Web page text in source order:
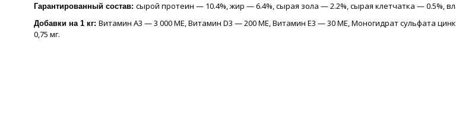
Гарантированный состав: сырой протеин — 10.4%, жир — 6.4%, сырая зола — 2.2%, сырая клетчатка — 0.5%,
Добавки на 1 кг: Витамин А3 — 3 000 МЕ, Витамин D3 — 200 МЕ, Витамин Е3 — 30 МЕ, Моногидрат сульфата
0,75 мг.